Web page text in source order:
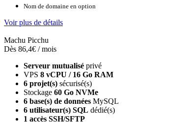
Nom de domaine en option
Voir plus de détails
Machu Picchu
Dès 86,4€ / mois
Serveur mutualisé privé
VPS 8 vCPU / 16 Go RAM
6 projet(s) sécurisé(s)
Stockage 60 Go NVMe
6 base(s) de données MySQL
6 utilisateur(s) SQL dédié(s)
1 accès SSH/SFTP